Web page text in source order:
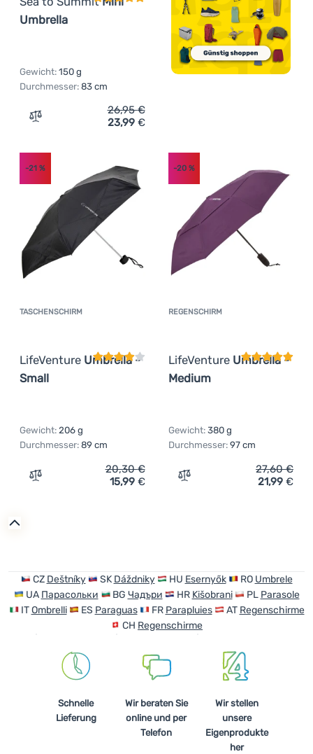
Umbrella
Gewicht: 150 g
Durchmesser: 83 cm
Zum Vergleich 'Regenschirm Sea to Summit Mini
26,95€
23,99 €
TASCHENSCHIRM
LifeVenture Umbrella -
Small
Kundenbewertung
-21 %
Gewicht: 206 g
Durchmesser: 89 cm
Zum Vergleich 'Taschenschirm LifeVenture Umbrella -
20,30€
15,99 €
REGENSCHIRM
LifeVenture Umbrella -
Medium
-20%
Gewicht: 380 g
Durchmesser: 97 cm
Zum Vergleich
27,60€
21,99 €
CZ Deštníky SK Dáždniky HU Esernyők RO Umbrele
UA Парасольки BG Чадъри HR Kišobrani PL Parasole
ITOmbrelli ES Paraguas FR Parapluies AT Regenschirme
CH Regenschirme
Schnelle
Lieferung
Wir beraten Sie
online und per
Telefon
Wir stellen
unsere
Eigenprodukte
her